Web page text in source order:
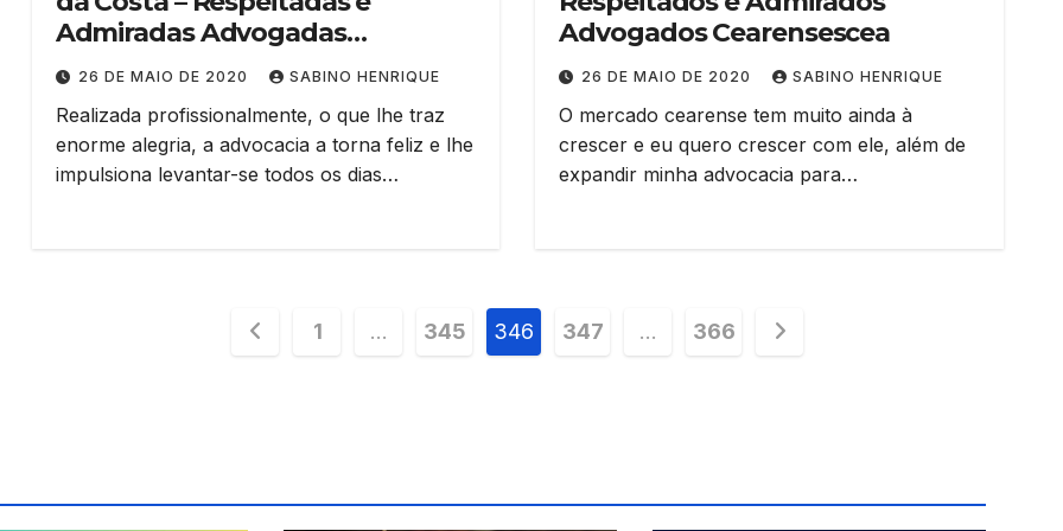
Admiradas Advogadas
Cearenses
26 DE MAIO DE 2020 SABINO HENRIQUE
Realizada profissionalmente, o que lhe traz
enorme alegria, a advocacia a torna feliz e lhe
impulsiona levantar-se todos os dias…
Advogados Cearensescea
26 DE MAIO DE 2020 SABINO HENRIQUE
O mercado cearense tem muito ainda à
crescer e eu quero crescer com ele, além de
expandir minha advocacia para…
Paginação
1 … 345 346 347 … 366